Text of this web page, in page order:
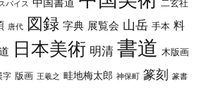
パイス 二玄社
唐代 図録 字典 展覧会 山岳 手本 料
日本美術 明清 書道 木版画
字 版画 王羲之 畦地梅太郎 神保町 篆刻 篆書